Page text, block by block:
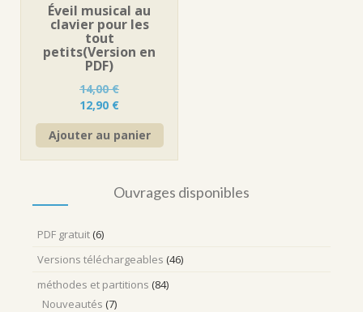
Éveil musical au
clavier pour les
tout
petits(Version en
PDF)
14,00€
Le
prix
initial
était :
12,90 €Le
prix
actuel
est :
Ajouter au panier
Ouvrages disponibles
PDF gratuit (6)
Versions téléchargeables (46)
méthodes et partitions (84)
Nouveautés (7)